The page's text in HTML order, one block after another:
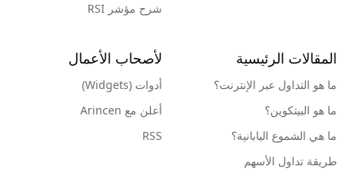
شرح مؤشر RSI
المقالات الرئيسية
ما هو التداول عبر الإنترنت؟
ما هو البيتكوين؟
ما هي الشموع اليابانية؟
طريقة تداول الأسهم
لأصحاب الأعمال
أدوات (Widgets)
أعلن مع Arincen
RSS